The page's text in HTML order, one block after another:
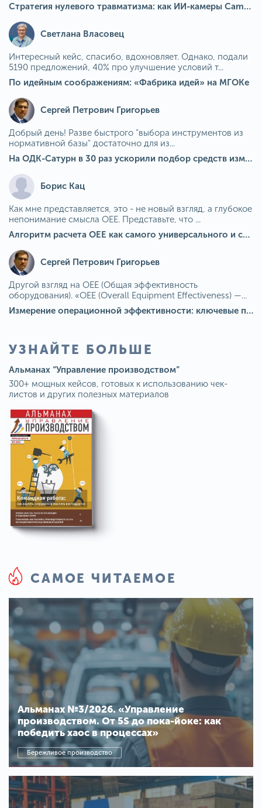
Стратегия нулевого травматизма: как ИИ-камеры Camkord снижают риск наезда на пешехода при работе на погрузчике
Светлана Власовец
Интересный кейс, спасибо, вдохновляет. Однако, подали
5190 предложений, 40% про улучшение условий т...
По идейным соображениям: «Фабрика идей» на МГОКе
Сергей Петрович Григорьев
Добрый день! Разве быстрого "выбора инструментов из
нормативной базы" достаточно для из...
На ОДК-Сатурн в 30 раз ускорили подбор средств измерения для контроля качества продукции
Борис Кац
Как мне представляется, это - не новый взгляд, а глубокое
непонимание смысла OEE. Представьте, что ...
Алгоритм расчета ОЕЕ как самого универсального и современного показателя эффективности оборудования в мире
Сергей Петрович Григорьев
Другой взгляд на OEE (Общая эффективность
оборудования). «OEE (Overall Equipment Effectiveness) —...
Измерение операционной эффективности: ключевые показатели для непрерывного совершенствования
УЗНАЙТЕ БОЛЬШЕ
Альманах “Управление производством”
300+ мощных кейсов, готовых к использованию чек-
листов и других полезных материалов
САМОЕ ЧИТАЕМОЕ
Альманах №3/2026. «Управление
производством. От 5S до пока-йоке: как
победить хаос в процессах»
Бережливое производство